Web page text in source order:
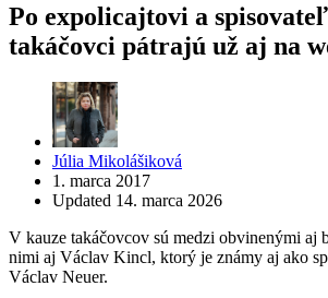
Po expolicajtovi a
takáčovci pátrajú už aj na
Posted
by
Júlia Mikolášiková
1. marca 2017
Updated 14. marca 2026
V kauze takáčovcov sú medzi obvinenými aj
nimi aj Václav Kincl, ktorý je známy aj ako
Václav Neuer.